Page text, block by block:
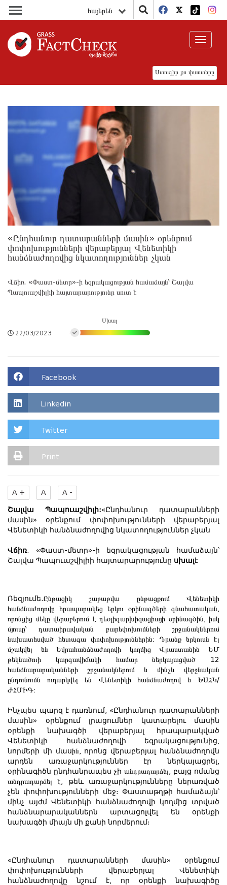
հայերեն
Ստուգիր քո փաստերը
Toggle
«Ընդհանուր դատարանների մասին» օրենքում
փոփոխությունների վերաբերյալ Վենետիկի
հանձնաժողովից նկատողություններ չկան
Վճիռ. «Փաստ-մետր»-ի եզրակացության համաձայն՝ Շալվա
Պապուաշվիլիի հայտարարությունը սուտ է
22/03/2023
Սխալ
Facebook
Linkedin
Twitter
Print
A + A A -
Շալվա Պապուաշվիլի:«Ընդհանուր դատարանների
մասին» օրենքում փոփոխությունների վերաբերյալ
Վենետիկի հանձնաժողովիցնկատողություններ չկան
Վճիռ. «Փաստ-մետր»-ի եզրակացության համաձայն՝
Շալվա Պապուաշվիլիի հայտարարությունը սխալէ
Ռեզյումե.Ընթացիկ շաբաթվա ընթացքում Վենետիկի
հանձնաժողովը հրապարակեց երկու օրինագծերի գնահատական,
որոնցից մեկը վերաբերում է դեօլիգարխիզացիայի օրինագծին, իսկ
մյուսը՝ դատաիրավական բարեփոխումների շրջանակներում
նախատեսված հետագա փոփոխություններին։ Դրանք երկուսն էլ
մշակվել են Եվրահանձնաժողովի կողմից Վրաստանին ԵՄ
թեկնածուի կարգավիճակի համար ներկայացված 12
հանձնարարականների շրջանակներում և մինչև վերջնական
ընդունումն ուղարկվել են Վենետիկի հանձնաժողով և ԵԱՀԿ/
ԺՀՄԻԳ։
Ինչպես պարզ է դառնում,
«Ընդհանուր դատարանների
մասին» օրենքում լրացումներ կատարելու մասին
օրենքի նախագծի վերաբերյալ հրապարակված
Վենետիկի հանձնաժողովի եզրակացությունից,
նորմերի մի մասին , որոնց վերաբերյալ հանձնաժողովն
արդեն առաջարկություններ էր ներկայացրել,
օրինագիծն ընդհանրապես չի անդրադարձել , բայց ոմանց
անդրադարձել է , թեև առաջարկությունները ներառված
չեն փոփոխությունների մեջ։ Փաստաթղթի համաձայն՝
մինչ այժմ Վենետիկի հանձնաժողովի կողմից տրված
հանձնարարականներն արտացոլվել են օրենքի
նախագծի միայն մի քանի նորմերում։
«Ընդհանուր դատարանների մասին» օրենքում
փոփոխությունների վերաբերյալ Վենետիկի
հանձնաժողովը նշում է, որ օրենքի նախագիծը